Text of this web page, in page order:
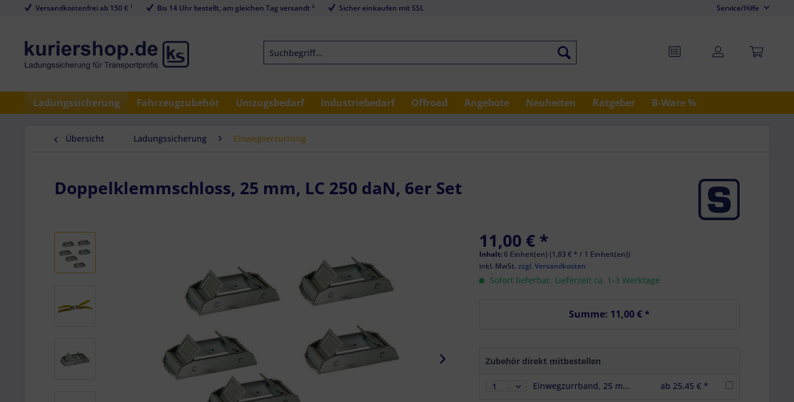
Versandkostenfrei ab 150 € ¹ Bis 14 Uhr bestellt, am gleichen Tag versandt ² Sicher einkaufen mit SSL Service/Hilfe
Ladungssicherung Fahrzeugzubehör Umzugsbedarf Industriebedarf Offroad Angebote Neuheiten Ratgeber B-Ware %
Übersicht Ladungssicherung Einwegverzurrung
Doppelklemmschloss, 25 mm, LC 250 daN, 6er Set
11,00 € *
Inhalt:6 Einheit(en) (1,83 € * / 1 Einheit(en))
inkl. MwSt.zzgl. Versandkosten
Sofort lieferbar, Lieferzeit ca. 1-3 Werktage
Summe: 11,00 €*
Zubehör direkt mitbestellen
Einwegzurrband, 25 mm, Bruchlast 270 daN, 50 m, schwarz ab 25,45 € *